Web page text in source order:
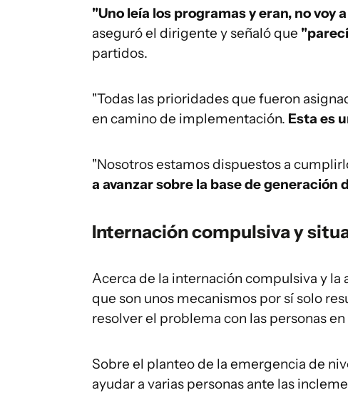
"Uno leía los programas y eran, no voy
aseguró el dirigente y señaló que
partidos.
"Todas las prioridades que fueron
en camino de implementación. Esta es
"Nosotros estamos dispuestos a
a avanzar sobre la base degeneración
Internación compulsiva y
Acerca de la internación compulsiva y
que son unos mecanismos por sí solo
resolver el problema con las personas
Sobre el planteo de la emergencia de
ayudar a varias personas ante las